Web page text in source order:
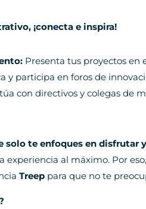
¡conecta e inspira!
Presenta tus proyectos en
y participa en foros de
con directivos y colegas de
solo te enfoques en disfrutar
experiencia al máximo. Por
Treep para que no te